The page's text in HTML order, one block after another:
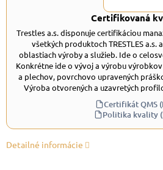
Certifikovaná
Trestles a.s. disponuje certifikáciou
všetkých produktoch TRESTLES
oblastiach výroby a služieb. Ide o
Konkrétne ide o vývoj a výrobu
a plechov, povrchovo upravených
Výroba otvorených a uzavretých
Certifikát QMS
Politika kvality
Detailné informácie